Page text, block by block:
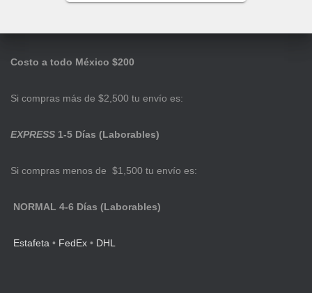
Costo a todo México $200
Si compras más de $2,500 tu envío es:
EXPRESS 1-5 Días (Laborables)
Si compras menos de $1,500 tu envío es:
NORMAL 4-6 Días (Laborables)
Estafeta • FedEx • DHL